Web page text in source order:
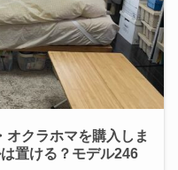
オクラホマを購入しま
置ける？モデル246